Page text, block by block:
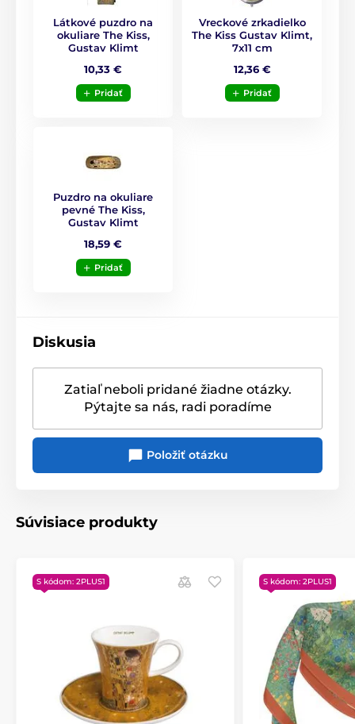
Poslaním kvality je používať udržateľné materiály
šetrné k životnému prostrediu a tlačiť farby čo
najbližšie pôvodnému dielu umenia.
Dnes je kolekcia zastúpená vo viac ako 20 krajinách a
Produkt je zaradený v kategóriách
Hodvábne šatky
Látkové puzdro na
okuliare The Kiss,
Gustav Klimt
10,33 €
Pridať
Vreckové zrkadielko
The Kiss Gustav Klimt,
7x11 cm
12,36 €
Pridať
Puzdro na okuliare
pevné The Kiss,
Gustav Klimt
18,59 €
Pridať
Diskusia
Zatiaľ neboli pridané žiadne otázky.
Pýtajte sa nás, radi poradíme
Položiť otázku
Súvisiace produkty
S kódom: 2PLUS1 S kódom: 2PLUS1